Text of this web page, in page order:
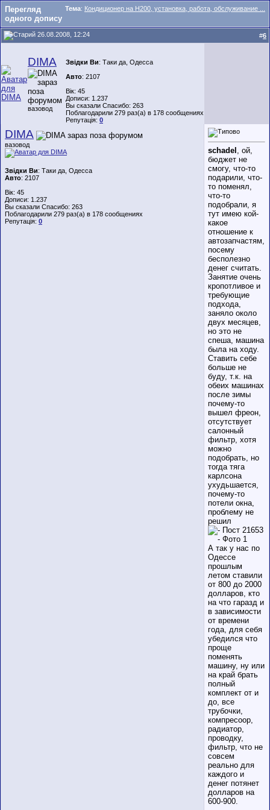
Тема: Кондиционер на H200, установка, работа, обслуживание ...
Перегляд
одного допису
26.08.2008, 12:24 #6
DIMA
вазовод
Звідки Ви: Таки да, Одесса
Авто: 2107
Вік: 45
Дописи: 1.237
Вы сказали Спасибо: 263
Поблагодарили 279 раз(а) в 178 сообщениях
Репутація: 0
DIMA
вазовод
Звідки Ви: Таки да, Одесса
Авто: 2107
Вік: 45
Дописи: 1.237
Вы сказали Спасибо: 263
Поблагодарили 279 раз(а) в 178 сообщениях
Репутація: 0
schadel , ой,
бюджет не
смогу, что-то
подарили, что-
то поменял,
что-то
подобрали, я
тут имею кой-
какое
отношение к
автозапчастям,
посему
бесполезно
денег считать.
Занятие очень
кропотливое и
требующие
подхода,
заняло около
двух месяцев,
но это не
спеша, машина
была на ходу.
Ставить себе
больше не
буду, т.к. на
обеих машинах
после зимы
почему-то
вышел фреон,
отсутствует
салонный
фильтр, хотя
можно
подобрать, но
тогда тяга
карлсона
ухудьшается,
почему-то
потели окна,
проблему не
решил
А так у нас по
Одессе
прошлым
летом ставили
от 800 до 2000
долларов, кто
на что гаразд и
в зависимости
от времени
года, для себя
убедился что
проще
поменять
машину, ну или
на край брать
полный
комплект от и
до, все
трубочки,
компресоор,
радиатор,
проводку,
фильтр, что не
совсем
реально для
каждого и
денег потянет
долларов на
600-900.